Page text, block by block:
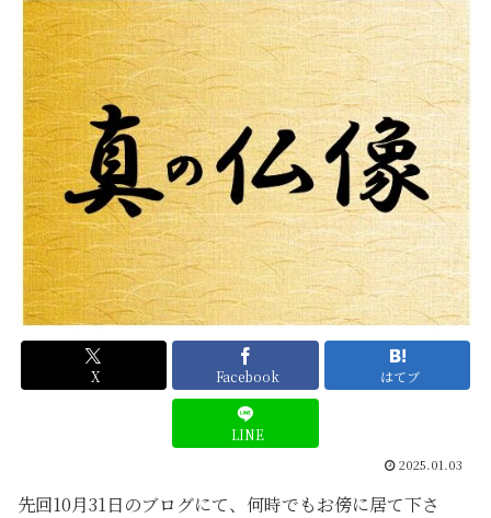
X Facebook はてブ
LINE
2025.01.03
先回10月31日のブログにて、何時でもお傍に居て下さ